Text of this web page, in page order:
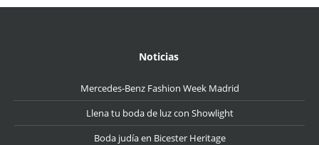
Noticias
Mercedes-Benz Fashion Week Madrid
Llena tu boda de luz con Showlight
Boda judía en Bicester Heritage